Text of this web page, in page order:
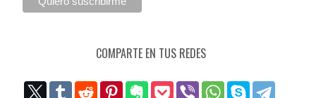
COMPARTE EN TUS REDES